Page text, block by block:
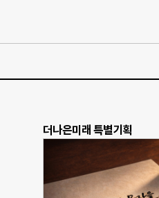
더나은미래 특별기획